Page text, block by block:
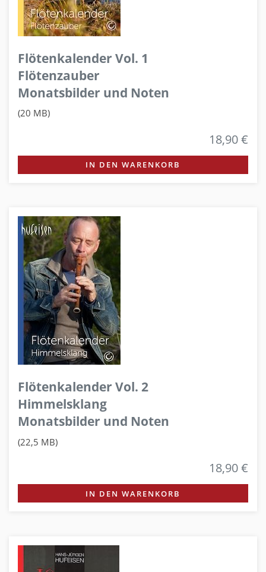
Flötenkalender Vol. 1
Flötenzauber
Monatsbilder und Noten
(20 MB)
18,90 €
IN DEN WARENKORB
Flötenkalender Vol. 2
Himmelsklang
Monatsbilder und Noten
(22,5 MB)
18,90 €
IN DEN WARENKORB